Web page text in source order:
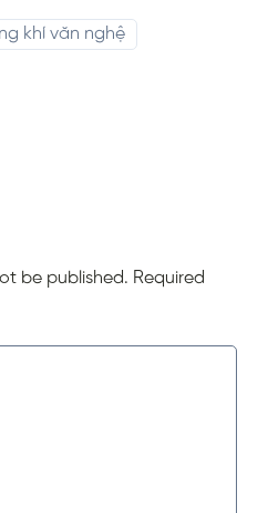
khí văn nghệ
be published. Required